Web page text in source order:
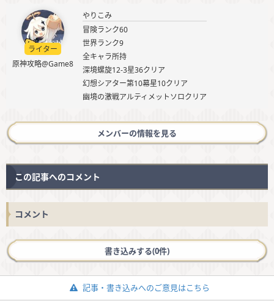
ライター
原神攻略@Game8
やりこみ
冒険ランク60
世界ランク9
全キャラ所持
深境螺旋12-3星36クリア
幻想シアター第10幕星10クリア
幽境の激戦アルティメットソロクリア
メンバーの情報を見る
この記事へのコメント
コメント
書き込みする(0件)
記事・書き込みへのご意見はこちら